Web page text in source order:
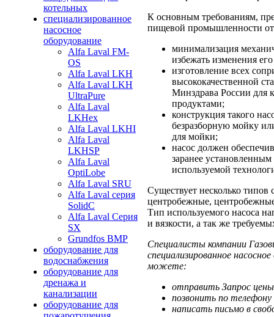
котельных
специализированное
насосное
оборудование
Alfa Laval FM-
OS
Alfa Laval LKH
Alfa Laval LKH
UltraPure
Alfa Laval
LKHex
Alfa Laval LKHI
Alfa Laval
LKHSP
Alfa Laval
OptiLobe
Alfa Laval SRU
Alfa Laval серия
SolidC
Alfa Laval Серия
SX
Grundfos BMP
оборудование для
водоснабжения
оборудование для
дренажа и
канализации
оборудование для
К основным требованиям,
пищевой промышленности
минимализация
избежать изменения
изготовление всех
высококачественной
Минздрава России для
продуктами;
конструкция такого
безразборную мойку
для мойки;
насос должен
заранее
используемой
Существует несколько
центробежные,
Тип используемого насоса
и вязкости, а так же
Специалисты компании
специализированное
можете:
отправить Запрос цены
позвонить по
написать письмо в